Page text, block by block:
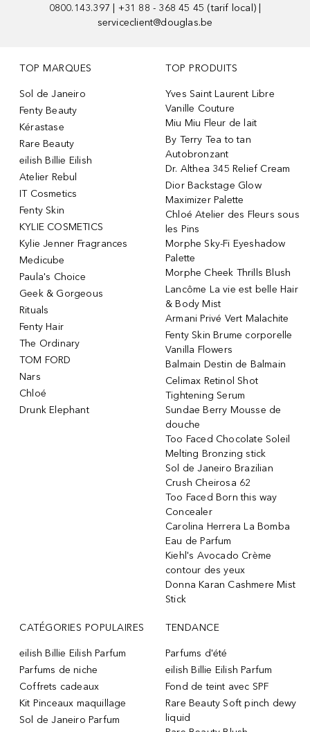
0800.143.397 | +31 88 - 368 45 45 (tarif local) |
serviceclient@douglas.be
TOP MARQUES
Sol de Janeiro
Fenty Beauty
Kérastase
Rare Beauty
eilish Billie Eilish
Atelier Rebul
IT Cosmetics
Fenty Skin
KYLIE COSMETICS
Kylie Jenner Fragrances
Medicube
Paula's Choice
Geek & Gorgeous
Rituals
Fenty Hair
The Ordinary
TOM FORD
Nars
Chloé
Drunk Elephant
TOP PRODUITS
Yves Saint Laurent Libre
Vanille Couture
Miu Miu Fleur de lait
By Terry Tea to tan
Autobronzant
Dr. Althea 345 Relief Cream
Dior Backstage Glow
Maximizer Palette
Chloé Atelier des Fleurs sous
les Pins
Morphe Sky-Fi Eyeshadow
Palette
Morphe Cheek Thrills Blush
Lancôme La vie est belle Hair
& Body Mist
Armani Privé Vert Malachite
Fenty Skin Brume corporelle
Vanilla Flowers
Balmain Destin de Balmain
Celimax Retinol Shot
Tightening Serum
Sundae Berry Mousse de
douche
Too Faced Chocolate Soleil
Melting Bronzing stick
Sol de Janeiro Brazilian
Crush Cheirosa 62
Too Faced Born this way
Concealer
Carolina Herrera La Bomba
Eau de Parfum
Kiehl's Avocado Crème
contour des yeux
Donna Karan Cashmere Mist
Stick
CATÉGORIES POPULAIRES
eilish Billie Eilish Parfum
Parfums de niche
Coffrets cadeaux
Kit Pinceaux maquillage
Sol de Janeiro Parfum
TENDANCE
Parfums d'été
eilish Billie Eilish Parfum
Fond de teint avec SPF
Rare Beauty Soft pinch dewy
liquid